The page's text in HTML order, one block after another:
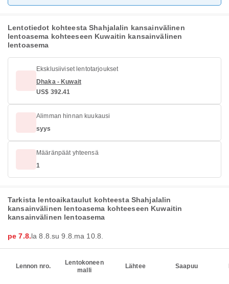
Lentotiedot kohteesta Shahjalalin kansainvälinen
lentoasema kohteeseen Kuwaitin kansainvälinen
lentoasema
Eksklusiiviset lentotarjoukset
Dhaka - Kuwait
US$ 392.41
Alimman hinnan kuukausi
syys
Määränpäät yhteensä
1
Tarkista lentoaikataulut kohteesta Shahjalalin
kansainvälinen lentoasema kohteeseen Kuwaitin
kansainvälinen lentoasema
pe 7.8.la 8.8. su 9.8. ma 10.8.
Lennon nro.
Lentokoneen
malli
Lähtee Saapuu